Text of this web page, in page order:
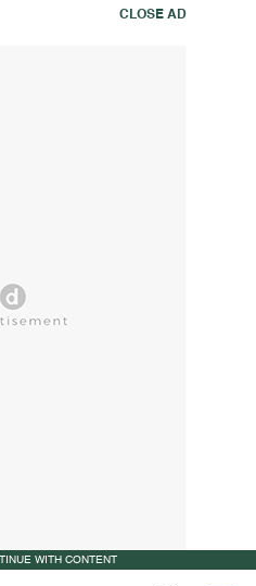
CLOSE AD
WITH CONTENT